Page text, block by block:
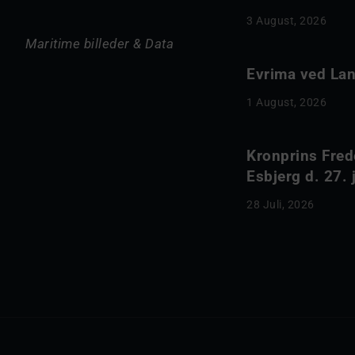
Maritime billeder & Data
3 August, 2026
Evrima ved
1 August, 2026
Kronprins
Esbjerg d. 27.
28 Juli, 2026